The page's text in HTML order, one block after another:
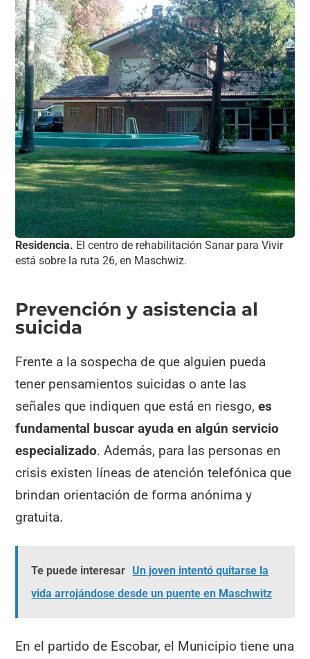
Residencia. El centro de rehabilitación Sanar para Vivir
está sobre la ruta 26, en Maschwiz.
Prevención y asistencia al
suicida
Frente a la sospecha de que alguien pueda
tener pensamientos suicidas o ante las
señales que indiquen que está en riesgo,es
fundamental buscar ayuda en algún servicio
especializado. Además, para las personas en
crisis existen líneas de atención telefónica que
brindan orientación de forma anónima y
gratuita.
Te puede interesar Un joven intentó quitarse la
vida arrojándose desde un puente en Maschwitz
En el partido de Escobar, el Municipio tiene una